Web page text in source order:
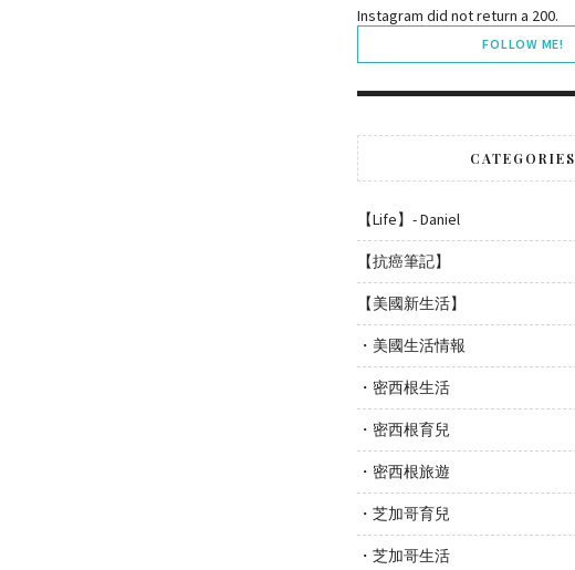
Instagram did not return a 200.
FOLLOW ME!
CATEGORIES
【Life】- Daniel
【抗癌筆記】
【美國新生活】
・美國生活情報
・密西根生活
・密西根育兒
・密西根旅遊
・芝加哥育兒
・芝加哥生活